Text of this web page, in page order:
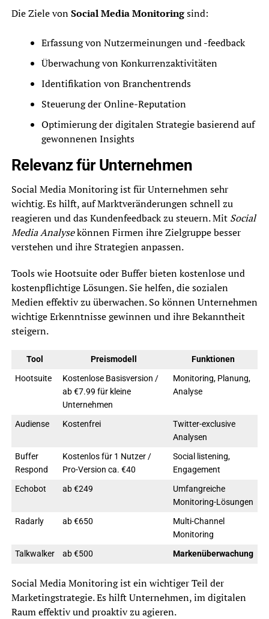
Die Ziele vonSocial Media Monitoringsind:
Erfassung von Nutzermeinungen und -feedback
Überwachung von Konkurrenzaktivitäten
Identifikation von Branchentrends
Steuerung der Online-Reputation
Optimierung der digitalen Strategie basierend auf
gewonnenen Insights
Relevanz für Unternehmen
Social Media Monitoring ist für Unternehmen sehr
wichtig. Es hilft, auf Marktveränderungen schnell zu
reagieren und das Kundenfeedback zu steuern. Mit Social
Media Analysekönnen Firmen ihre Zielgruppe besser
verstehen und ihre Strategien anpassen.
Tools wie Hootsuite oder Buffer bieten kostenlose und
kostenpflichtige Lösungen. Sie helfen, die sozialen
Medien effektiv zu überwachen. So können Unternehmen
wichtige Erkenntnisse gewinnen und ihre Bekanntheit
steigern.
Tool Preismodell
Funktionen
Hootsuite
Kostenlose Basisversion /
ab €7.99 für kleine
Unternehmen
Monitoring, Planung,
Analyse
Audiense Kostenfrei
Twitter-exclusive
Analysen
Buffer
Respond
Kostenlos für 1 Nutzer /
Pro-Version ca. €40
Social listening,
Engagement
Echobot
ab €249
Umfangreiche
Monitoring-Lösungen
Radarly
ab €650
Multi-Channel
Monitoring
Talkwalker
ab €500 Markenüberwachung
Social Media Monitoring ist ein wichtiger Teil der
Marketingstrategie. Es hilft Unternehmen, im digitalen
Raum effektiv und proaktiv zu agieren.